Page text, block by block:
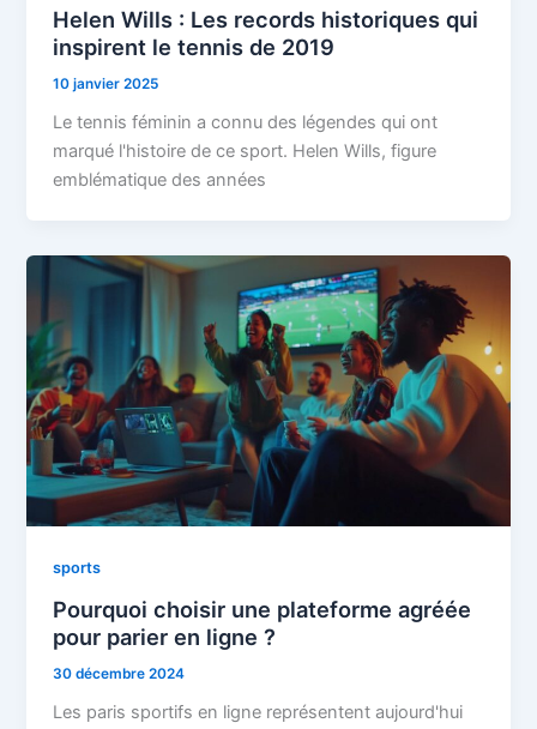
Helen Wills : Les records historiques qui
inspirent le tennis de 2019
10 janvier 2025
Le tennis féminin a connu des légendes qui ont
marqué l'histoire de ce sport. Helen Wills, figure
emblématique des années
sports
Pourquoi choisir une plateforme agréée
pour parier en ligne ?
30 décembre 2024
Les paris sportifs en ligne représentent aujourd'hui